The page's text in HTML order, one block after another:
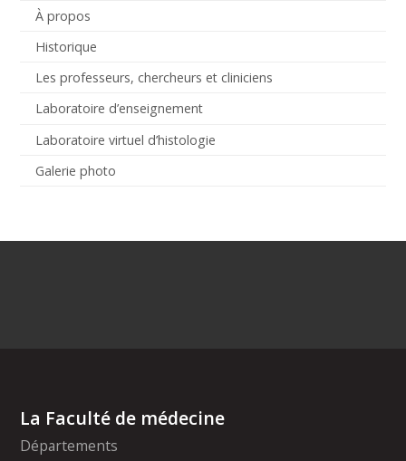
À propos
Historique
Les professeurs, chercheurs et cliniciens
Laboratoire d’enseignement
Laboratoire virtuel d’histologie
Galerie photo
La Faculté de médecine
Départements